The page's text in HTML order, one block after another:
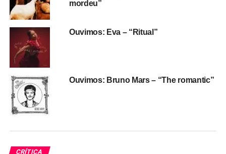
com referências de r&b e trap. E uma sonoridade que, se
não é mais comercial, coloca o cantor um pouco mais
próximo do que geralmente é considerado “indie pop”. A
esquisitice e o estranhamento dos dois discos anteriores
continuam aqui, mas parecem surgir dentro de uma
fórmula – como num EP para reapresentar o cantor ao
mercado.
Sophcoreinveste num pop perturbador, e repleto de
camadas e texturas, logo na abertura com
autotune.Vintagesoa como Moses cantando sobre
antigas fitas de soul remixadas e sampleadas, graças ao
mordeu”
Ouvimos: Eva – “Ritual”
Ouvimos: Bruno Mars – “The romantic”
CRÍTICA